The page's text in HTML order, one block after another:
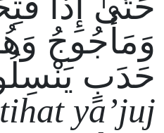
وَمَأْجُوجُ
حَدَبٍ
ya’juj